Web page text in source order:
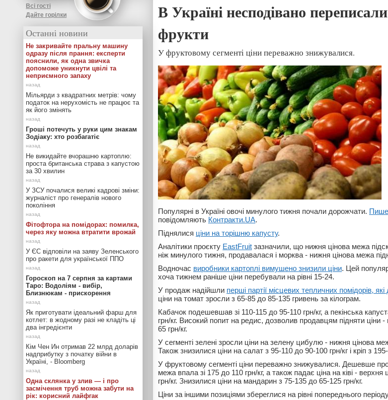
В Україні несподівано
фрукти
У фруктовому сегменті ціни переважно знижувалися.
Популярні в Україні овочі минулого тижня почали дорожчати. Пише
повідомляють Контракти.UA.
Піднялися ціни на торішню капусту.
Аналітики проєкту EastFruit зазначили, що нижня цінова межа
ніж минулого тижня, продавалася і морква - нижня цінова межа
Водночас виробники картоплі вимушено знизили ціни. Цей
хоча тижнем раніше ціни перебували на рівні 15-24.
У продаж надійшли перші партії місцевих тепличних помідорів, які
ціни на томат зросли з 65-85 до 85-135 гривень за кілограм.
Кабачок подешевшав зі 110-115 до 95-110 грн/кг, а пекінська
грн/кг. Високий попит на редис, дозволив продавцям підняти ціни
65 грн/кг.
У сегменті зелені зросли ціни на зелену цибулю - нижня цінова
Також знизилися ціни на салат з 95-110 до 90-100 грн/кг і кріп з
У фруктовому сегменті ціни переважно знижувалися. Дешевше
межа впала зі 175 до 110 грн/кг, а також падає ціна на ківі -
грн/кг. Знизилися ціни на мандарин з 75-135 до 65-125 грн/кг.
Ціни за іншими позиціями збереглися на рівні попереднього
Всі гості
Дайте горілки
Останні новини
Не закривайте пральну машину
одразу після прання: експерти
пояснили, як одна звичка
допоможе уникнути цвілі та
неприємного запаху
Мільярди з квадратних метрів: чому
податок на нерухомість не працює та
як його змінять
Гроші потечуть у руки цим знакам
Зодіаку: хто розбагатіє
Не викидайте вчорашню картоплю:
проста британська страва з капустою
за 30 хвилин
У ЗСУ почалися великі кадрові зміни:
журналіст про генералів нового
покоління
Фітофтора на помідорах: помилка,
через яку можна втратити врожай
У ЄС відповіли на заяву Зеленського
про ракети для української ППО
Гороскоп на 7 серпня за картами
Таро: Водоліям - вибір,
Близнюкам - прискорення
Як приготувати ідеальний фарш для
котлет: в жодному разі не кладіть ці
два інгредієнти
Кім Чен Ин отримав 22 млрд доларів
надприбутку з початку війни в
Україні, - Bloomberg
Одна склянка у злив — і про
засмічення труб можна забути на
рік: корисний лайфгак